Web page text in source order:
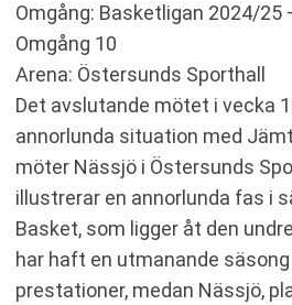
Omgång: Basketligan 2024/25
Omgång 10
Arena: Östersunds Sporthall
Det avslutande mötet i vecka
annorlunda situation med
möter Nässjö i Östersunds
illustrerar en annorlunda fas i
Basket, som ligger åt den
har haft en utmanande
prestationer, medan Nässjö,